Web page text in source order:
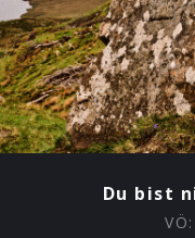
Du bist
VÖ: